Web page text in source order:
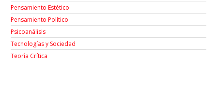
Pensamiento Estético
Pensamiento Político
Psicoanálisis
Tecnologías y Sociedad
Teoría Crítica